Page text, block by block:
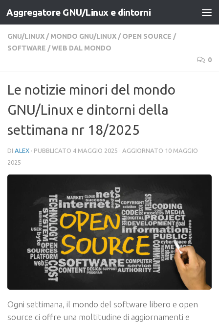
Salta al contenuto
Aggregatore GNU/Linux e dintorni
GNU/LINUX / MONDO GNU/LINUX / OPEN SOURCE /
SOFTWARE /WEB DAL MONDO
0
Le notizie minori del mondo
GNU/Linux e dintorni della
settimana nr 18/2025
DI ALEX · PUBBLICATO 4 MAGGIO 2025 · AGGIORNATO 10 MAGGIO
2025
Ogni settimana, il mondo del software libero e open
source ci offre una moltitudine di aggiornamenti e